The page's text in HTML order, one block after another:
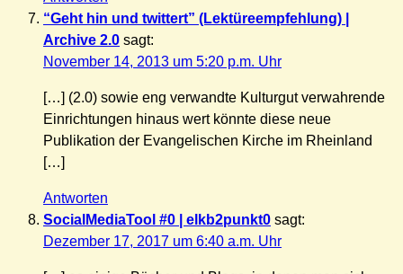
“Geht hin und twittert” (Lektüreempfehlung) |
Archive 2.0 sagt:
November 14, 2013 um 5:20 p.m. Uhr
[…] (2.0) sowie eng verwandte Kulturgut verwahrende
Einrichtungen hinaus wert könnte diese neue
Publikation der Evangelischen Kirche im Rheinland
[…]
Antworten
SocialMediaTool #0 | elkb2punkt0 sagt:
Dezember 17, 2017 um 6:40 a.m. Uhr